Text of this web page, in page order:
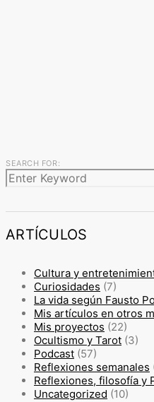
SEARCH FOR:
ARTÍCULOS
Cultura y
Curiosidades (7)
La vida según Fausto
Mis artículos en otros
Mis proyectos (22)
Ocultismo y Tarot (3)
Podcast (57)
Reflexiones semanales
Reflexiones, filosofía y
Uncategorized (10)